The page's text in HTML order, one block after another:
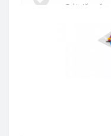
Офіційний
Швидка
Доставка
Гарантія
10 років